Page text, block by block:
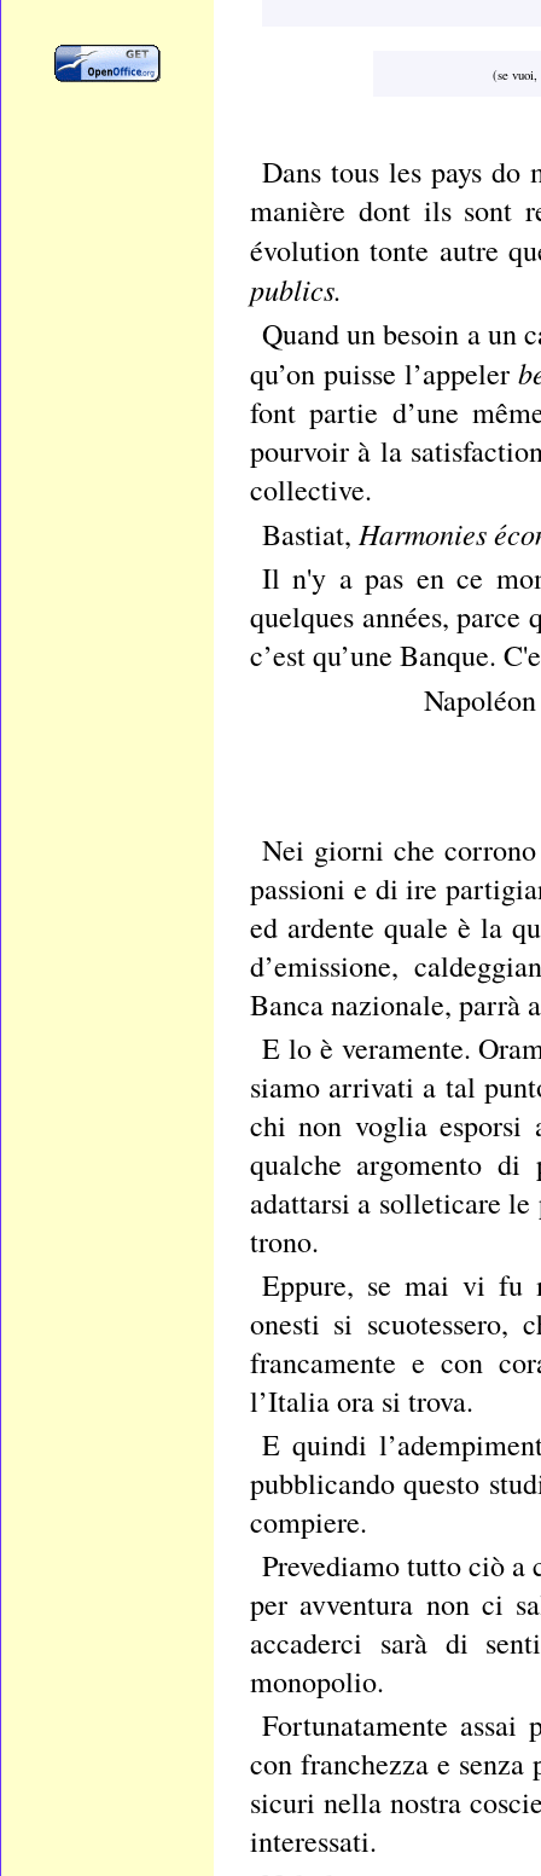
(se
Dans tous les pays
manière dont ils sont
évolution tonte autre
publics.
Quand un besoin a un
qu’on puisse l’appeler
font partie d’une
pourvoir à la
collective.
Bastiat, Harmonies
Il n'y a pas en ce
quelques années, parce
c’est qu’une Banque.
Nei giorni che
passioni e di ire
ed ardente quale è la
d’emissione,
Banca nazionale, parrà
E lo è veramente.
siamo arrivati a tal
chi non voglia esporsi
qualche argomento
adattarsi a solleticare
trono.
Eppure, se mai vi fu
onesti si scuotessero,
francamente e con
l’Italia ora si trova.
E quindi
pubblicando questo
compiere.
Prevediamo tutto ciò a
per avventura non ci
accaderci sarà di
monopolio.
Fortunatamente assai
con franchezza e
sicuri nella nostra
interessati.